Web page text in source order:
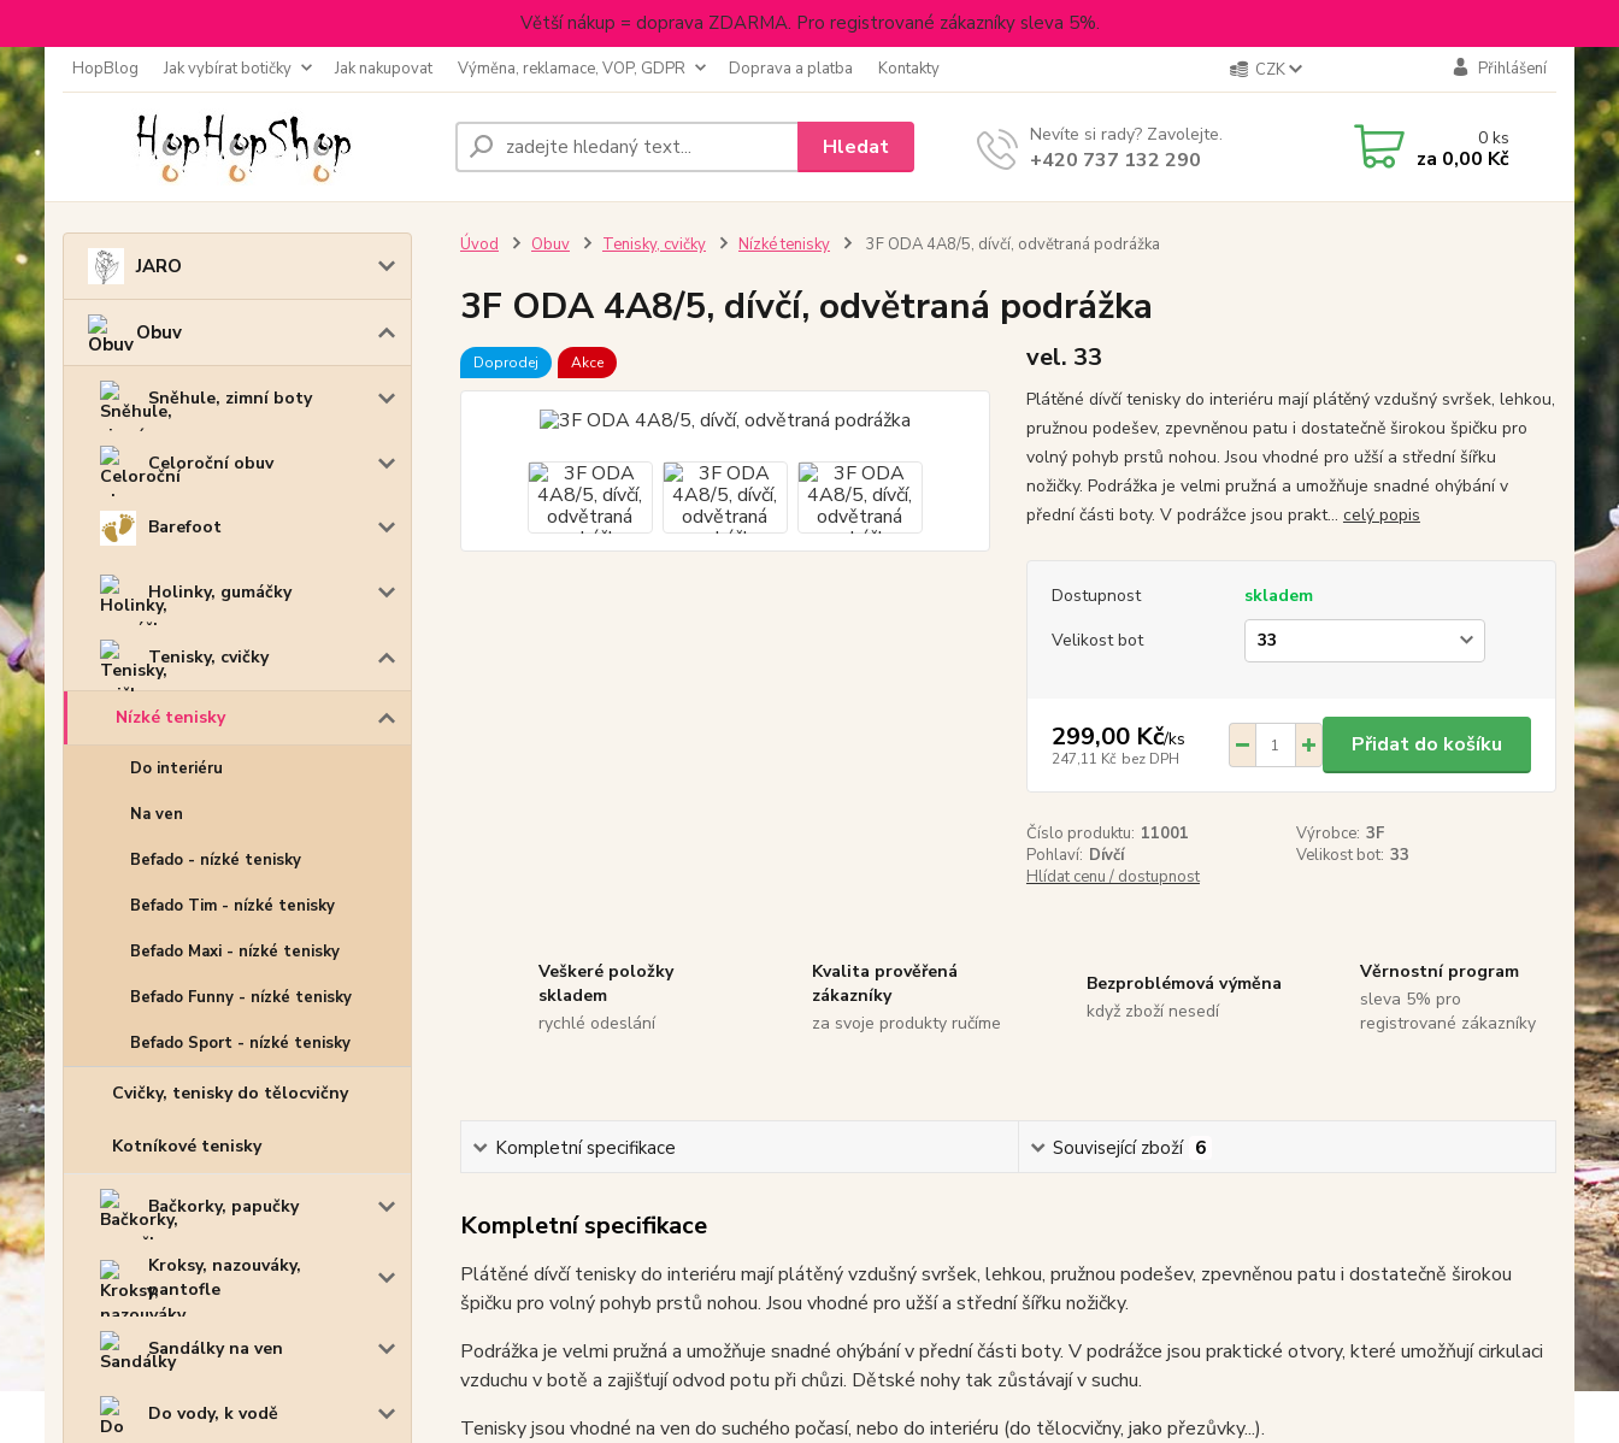
Větší nákup = doprava ZDARMA. Pro registrované zákazníky sleva 5%.
HopBlog Jak vybírat botičky Jak nakupovat Výměna, reklamace, VOP, GDPR Doprava a platba Kontakty CZK Přihlášení
Hledat Nevíte si rady? Zavolejte.
+420 737 132 290
0ks
za 0,00 Kč
JARO
Obuv
Sněhule, zimní boty
Celoroční obuv
Barefoot
Holinky, gumáčky
Tenisky, cvičky
Nízké tenisky
Do interiéru
Na ven
Befado - nízké tenisky
Befado Tim - nízké tenisky
Befado Maxi - nízké tenisky
Befado Funny - nízké tenisky
Befado Sport - nízké tenisky
Cvičky, tenisky do tělocvičny
Kotníkové tenisky
Bačkorky, papučky
Kroksy, nazouváky,
pantofle
Sandálky na ven
Do vody, k vodě
Úvod Obuv Tenisky, cvičky Nízké tenisky 3F ODA 4A8/5, dívčí, odvětraná podrážka
3F ODA 4A8/5, dívčí, odvětraná podrážka
Doprodej Akce vel. 33
Plátěné dívčí tenisky do interiéru mají plátěný vzdušný svršek, lehkou,
pružnou podešev, zpevněnou patu i dostatečně širokou špičku pro
volný pohyb prstů nohou. Jsou vhodné pro užší a střední šířku
nožičky. Podrážka je velmi pružná a umožňuje snadné ohýbání v
přední části boty. V podrážce jsou prakt... celý popis
Dostupnost
skladem
Velikost bot
299,00 Kč/ks
247,11 Kč bez DPH
Přidat do košíku
Číslo produktu: 11001 Výrobce: 3F
Pohlaví: Dívčí Velikost bot: 33
Hlídat cenu / dostupnost
Veškeré položky
skladem
rychlé odeslání
Kvalita prověřená
zákazníky
za svoje produkty ručíme
Bezproblémová výměna
když zboží nesedí
Věrnostní program
sleva 5% pro
registrované zákazníky
Kompletní specifikace Související zboží 6
Kompletní specifikace
Plátěné dívčí tenisky do interiéru mají plátěný vzdušný svršek, lehkou, pružnou podešev, zpevněnou patu i dostatečně širokou
špičku pro volný pohyb prstů nohou. Jsou vhodné pro užší a střední šířku nožičky.
Podrážka je velmi pružná a umožňuje snadné ohýbání v přední části boty. V podrážce jsou praktické otvory, které umožňují cirkulaci
vzduchu v botě a zajišťují odvod potu při chůzi. Dětské nohy tak zůstávají v suchu.
Tenisky jsou vhodné na ven do suchého počasí, nebo do interiéru (do tělocvičny, jako přezůvky...).